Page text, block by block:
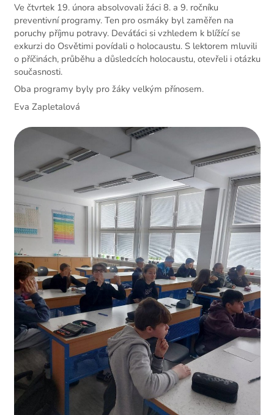
Ve čtvrtek 19. února absolvovali žáci 8. a 9. ročníku
preventivní programy. Ten pro osmáky byl zaměřen na
poruchy příjmu potravy. Deváťáci si vzhledem k blížící se
exkurzi do Osvětimi povídali o holocaustu. S lektorem mluvili
o příčinách, průběhu a důsledcích holocaustu, otevřeli i otázku
současnosti.
Oba programy byly pro žáky velkým přínosem.
Eva Zapletalová